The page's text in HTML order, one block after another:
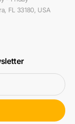
FL 33180, USA